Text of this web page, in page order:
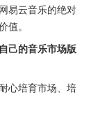
易云音乐的绝对
。
己的音乐市场版
心培育市场、培